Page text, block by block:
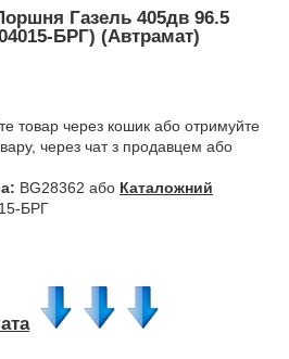
Газель 405дв 96.5
БРГ) (Автрамат)
товар через кошик або отримуйте
через чат з продавцем або
BG28362 або Каталожний
БРГ